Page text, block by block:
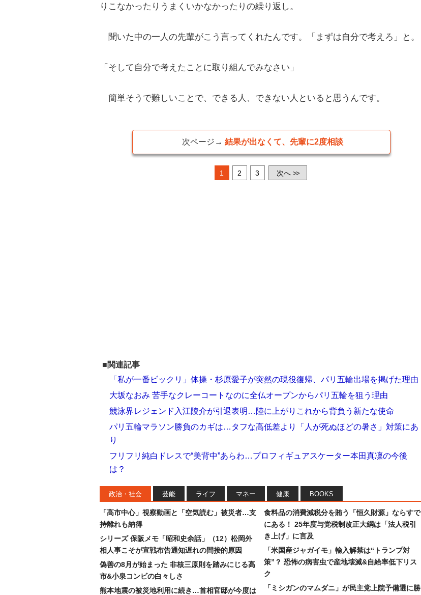
りこなかったりうまくいかなかったりの繰り返し。
聞いた中の一人の先輩がこう言ってくれたんです。「まずは自分で考えろ」と。
「そして自分で考えたことに取り組んでみなさい」
簡単そうで難しいことで、できる人、できない人といると思うんです。
次ページ→ 結果が出なくて、先輩に2度相談
1 2 3 次へ >>
■関連記事
「私が一番ビックリ」体操・杉原愛子が突然の現役復帰、パリ五輪出場を掲げた理由
大坂なおみ 苦手なクレーコートなのに全仏オープンからパリ五輪を狙う理由
競泳界レジェンド入江陵介が引退表明…陸に上がりこれから背負う新たな使命
パリ五輪マラソン勝負のカギは…タフな高低差より「人が死ぬほどの暑さ」対策にあ
り
フリフリ純白ドレスで“美背中”あらわ…プロフィギュアスケーター本田真凜の今後
は？
政治・社会 芸能 ライフ マネー 健康 BOOKS
「高市中心」視察動画と「空気読む」被災者…支
持離れも納得
シリーズ 保阪メモ「昭和史余話」（12）松岡外
相人事こそが宣戦布告通知遅れの間接的原因
偽善の8月が始まった 非核三原則を踏みにじる高
市&小泉コンビの白々しさ
熊本地震の被災地利用に続き…首相官邸が今度は
食料品の消費減税分を賄う「恒久財源」ならすで
にある！ 25年度与党税制改正大綱は「法人税引
き上げ」に言及
「米国産ジャガイモ」輸入解禁は“トランプ対
策”？ 恐怖の病害虫で産地壊滅&自給率低下リス
ク
「ミシガンのマムダニ」が民主党上院予備選に勝